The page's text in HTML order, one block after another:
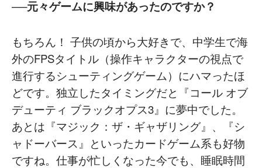
──元々ゲームに興味があったのですか？
もちろん！ 子供の頃から大好きで、中学生で海
外のFPSタイトル（操作キャラクターの視点で
進行するシューティングゲーム）にハマったほ
どです。独立したタイミングだと『コール オブ
デューティ ブラックオプス3』に夢中でした。
あとは『マジック：ザ・ギャザリング』、『シ
ャドーバース』といったカードゲーム系も好物
ですね。仕事が忙しくなった今でも、睡眠時間